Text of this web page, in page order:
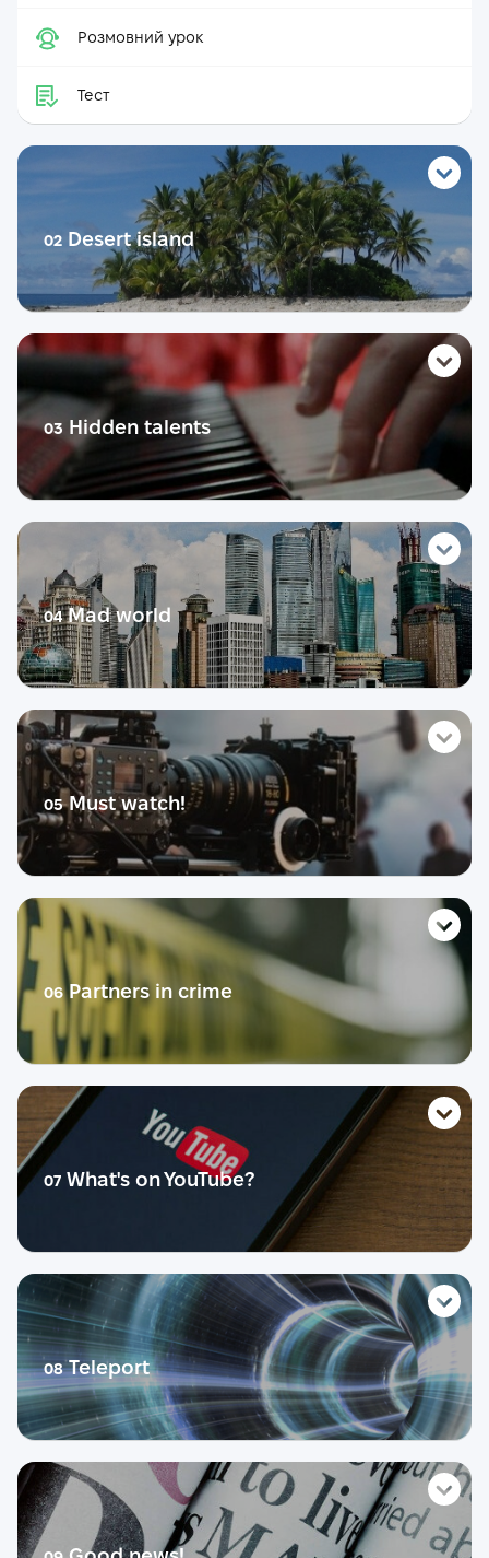
Розмовний урок
Тест
02 Desert island
Теорія
Практика
Розмовник
Діалог
Розмовний урок
Тест
03 Hidden talents
Словник
Теорія
Практика
Розмовник
Діалог
Розмовний урок
Тест
04Mad world
Словник
Теорія
Практика
Розмовник
Діалог
Розмовний урок
Тест
05Must watch!
Словник
Теорія
Розмовник
Розмовний урок
Тест
06Partners in crime
Словник
Розмовник
Діалог
Розмовний урок
Тест
07 What's on YouTube?
Словник
Теорія
Практика
Розмовник
08Teleport
Словник
Теорія